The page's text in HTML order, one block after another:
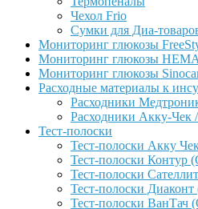
Чехол Frio
Сумки для Диа-
Мониторинг глюкозы
Мониторинг глюкозы
Мониторинг глюкозы
Расходные материалы к
Расходники
Расходники Акку-Чек
Тест-полоски
Тест-полоски Акку
Тест-полоски Контур
Тест-полоски Сателлит
Тест-полоски Диаконт
Тест-полоски ВанТач